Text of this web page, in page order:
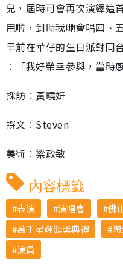
兒，屆時可會再次演繹這
甩啦，到時我哋會唱四、
早前在華仔的生日派對同
︰「我好榮幸參與，當時
採訪︰黃曉妍
撰文︰Steven
美術︰梁政敏
內容標籤
表演 演唱會 佛
萬千星輝頒獎典禮
演員